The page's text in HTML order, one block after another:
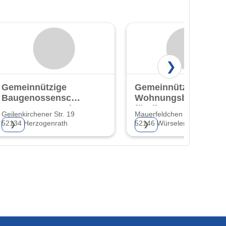
Gemeinnützige
Baugenossenschaft
eG Herzogenrath
Geilenkirchener Str. 19
52134 Herzogenrath
❯
Gemeinnützige
für die
StädteRegion
Aachen GmbH
Mauerfeldchen 72
52146 Würselen
❯
❯